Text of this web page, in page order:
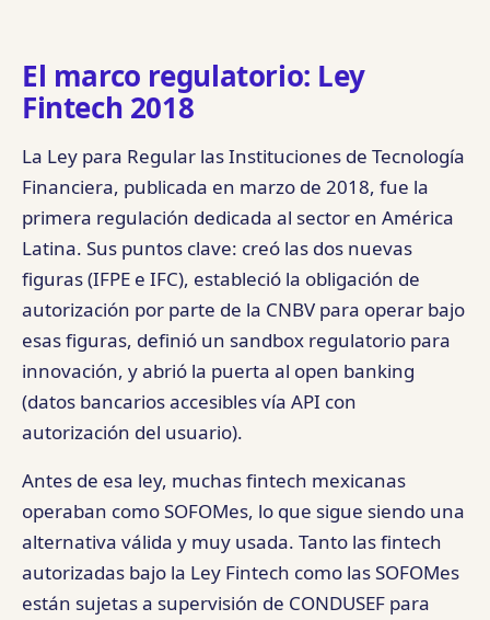
El marco regulatorio: Ley
Fintech 2018
La Ley para Regular las Instituciones de Tecnología
Financiera, publicada en marzo de 2018, fue la
primera regulación dedicada al sector en América
Latina. Sus puntos clave: creó las dos nuevas
figuras (IFPE e IFC), estableció la obligación de
autorización por parte de la CNBV para operar bajo
esas figuras, definió un sandbox regulatorio para
innovación, y abrió la puerta al open banking
(datos bancarios accesibles vía API con
autorización del usuario).
Antes de esa ley, muchas fintech mexicanas
operaban como SOFOMes, lo que sigue siendo una
alternativa válida y muy usada. Tanto las fintech
autorizadas bajo la Ley Fintech como las SOFOMes
están sujetas a supervisión de CONDUSEF para